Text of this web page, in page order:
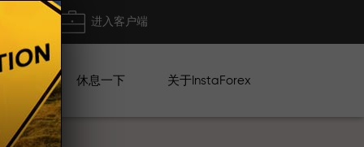
进入客户端
休息一下 关于InstaForex